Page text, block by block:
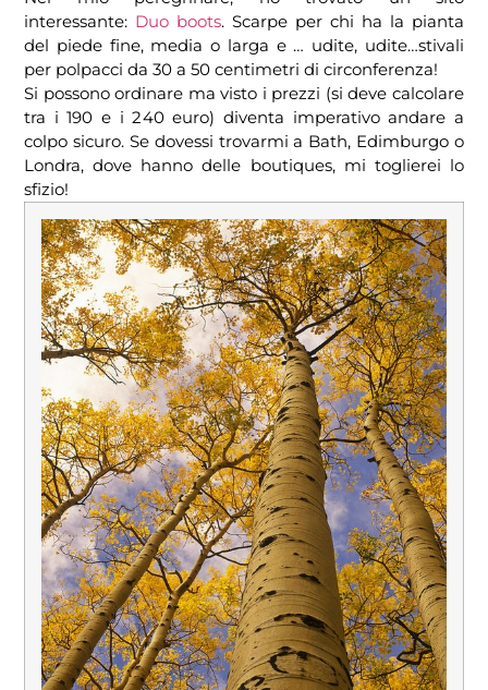
interessante: Duo boots. Scarpe per chi ha la pianta
del piede fine, media o larga e … udite, udite…stivali
per polpacci da 30 a 50 centimetri di circonferenza!
Si possono ordinare ma visto i prezzi (si deve calcolare
tra i 190 e i 240 euro) diventa imperativo andare a
colpo sicuro. Se dovessi trovarmi a Bath, Edimburgo o
Londra, dove hanno delle boutiques, mi toglierei lo
sfizio!